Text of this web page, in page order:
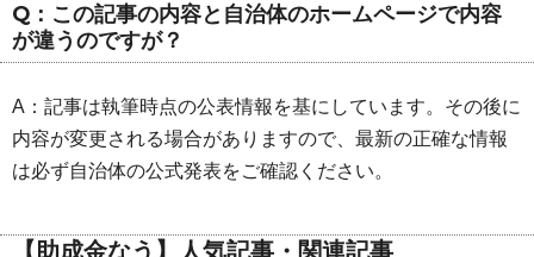
Q：この記事の内容と自治体のホームページで内容
が違うのですが？
A：記事は執筆時点の公表情報を基にしています。その後に
内容が変更される場合がありますので、最新の正確な情報
は必ず自治体の公式発表をご確認ください。
【助成金なう】人気記事・関連記事